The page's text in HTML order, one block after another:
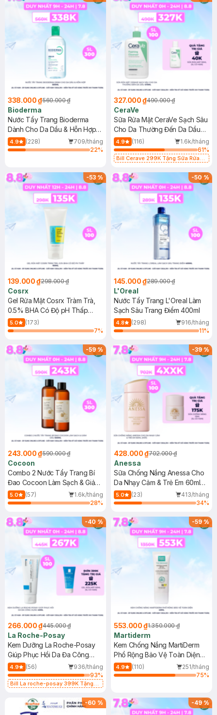
338.000 ₫560.000 ₫
Bioderma
Nước Tẩy Trang Bioderma
Dành Cho Da Dầu & Hỗn Hợp
500ml
4.9 (228)
709/tháng
22%
327.000 ₫490.000 ₫
CeraVe
Sữa Rửa Mặt CeraVe Sạch Sâu
Cho Da Thường Đến Da Dầu
473ml
4.9 (116)
1.6k/tháng
61%
Bill Cerave 299K Tặng Sữa Rửa
-53%
139.000 ₫298.000 ₫
Cosrx
Gel Rửa Mặt Cosrx Tràm Trà,
0.5% BHA Có Độ pH Thấp
150ml
5.0
(173)
7%
-50%
145.000 ₫289.000 ₫
L'Oreal
Nước Tẩy Trang L'Oreal Làm
Sạch Sâu Trang Điểm 400ml
4.8 (298)
916/tháng
11%
-59%
243.000 ₫590.000 ₫
Cocoon
Combo 2 Nước Tẩy Trang Bí
Đao Cocoon Làm Sạch & Giảm
Dầu 500ml
5.0 (57)
1.6k/tháng
28%
-39%
428.000 ₫702.000 ₫
Anessa
Sữa Chống Nắng Anessa Cho
Da Nhạy Cảm & Trẻ Em 60ml
(Mới)
5.0 (23)
413/tháng
34%
-40%
266.000 ₫445.000 ₫
La Roche-Posay
Kem Dưỡng La Roche-Posay
Giúp Phục Hồi Da Đa Công
Dụng 40ml
4.9 (56)
936/tháng
93%
Bill La roche-posay 399K Tặng
(SL có hạn)
-59%
553.000 ₫1.350.000 ₫
Martiderm
Kem Chống Nắng MartiDerm
Phổ Rộng Bảo Vệ Toàn Diện
40ml
4.9 (110)
251/tháng
75%
-60 % -49%